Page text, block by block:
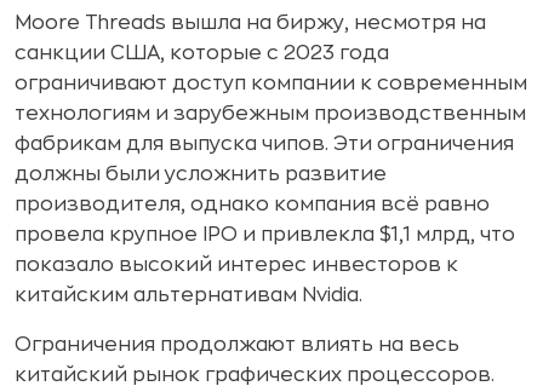
Moore Threads вышла на биржу, несмотря на
санкции США, которые с 2023 года
ограничивают доступ компании к современным
технологиям и зарубежным производственным
фабрикам для выпуска чипов. Эти ограничения
должны были усложнить развитие
производителя, однако компания всё равно
провела крупное IPO и привлекла $1,1 млрд, что
показало высокий интерес инвесторов к
китайским альтернативам Nvidia.
Ограничения продолжают влиять на весь
китайский рынок графических процессоров.